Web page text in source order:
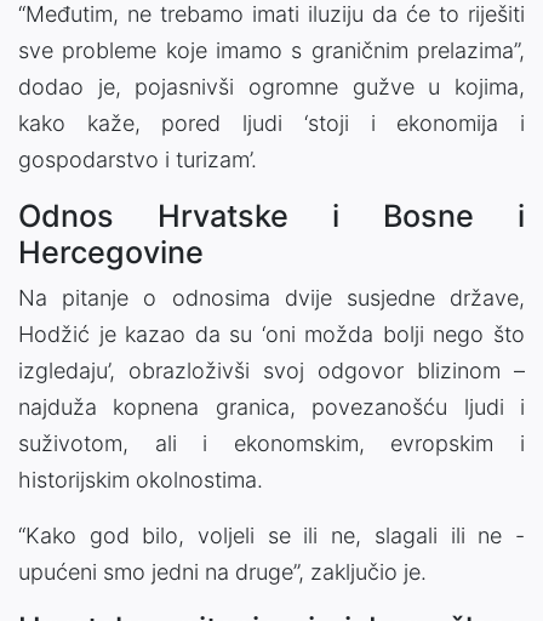
“Međutim, ne trebamo imati iluziju da će to riješiti
sve probleme koje imamo s graničnim prelazima”,
dodao je, pojasnivši ogromne gužve u kojima,
kako kaže, pored ljudi ‘stoji i ekonomija i
gospodarstvo i turizam’.
Odnos Hrvatske i Bosne i
Hercegovine
Na pitanje o odnosima dvije susjedne države,
Hodžić je kazao da su ‘oni možda bolji nego što
izgledaju’, obrazloživši svoj odgovor blizinom –
najduža kopnena granica, povezanošću ljudi i
suživotom, ali i ekonomskim, evropskim i
historijskim okolnostima.
“Kako god bilo, voljeli se ili ne, slagali ili ne -
upućeni smo jedni na druge”, zaključio je.